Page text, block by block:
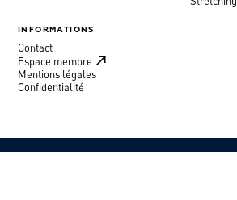
INFORMATIONS
Contact
Espace membre
Mentions légales
Confidentialité